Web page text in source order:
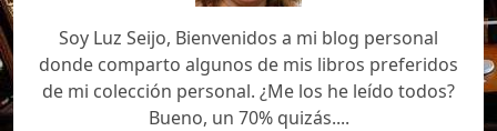
Soy Luz Seijo, Bienvenidos a mi blog personal
donde comparto algunos de mis libros preferidos
de mi colección personal. ¿Me los he leído todos?
Bueno, un 70% quizás....